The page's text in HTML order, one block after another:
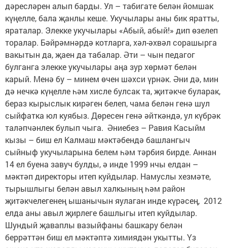
дәресләрен алып барды. Ул – табигате белән йомшак
күңелле, бала җанлы кеше. Укучылары аны бик яратты,
яраталар. Элекке укучылары «Абый, абый!» дип өзелеп
торалар. Бәйрәмнәрдә котларга, хәл-әхвәл сорашырга
вакытын да, җаен да табалар. Әти – чын педагог
булганга элекке укучылары аңа зур хөрмәт белән
карый. Менә бу – минем өчен шәхси үрнәк. Әни дә, мин
дә нечкә күңелле һәм хисле булсак та, җитәкче буларак,
бераз кырыслык кирәген белеп, чама белән генә шул
сыйфатка юл куябыз. Дөресен генә әйткәндә, ул күбрәк
таләпчәнлек булып чыга. Әниебез – Равия Касыйм
кызы – биш ел Калмаш мәктәбендә башлангыч
сыйныф укучыларына белем һәм тәрбия бирде. Аннан
14 ел буена завуч булды, ә инде 1999 нчы елдан –
мәктәп директоры итеп куйдылар. Намуслы хезмәте,
тырышлыгы белән авыл халкының һәм район
җитәкчелегенең ышанычын яулаган инде күрәсең, 2012
елда аны авыл җирлеге башлыгы итеп куйдылар.
Шундый җаваплы вазыйфаны башкару белән
беррәттән биш ел мәктәптә химиядән укытты. Үз